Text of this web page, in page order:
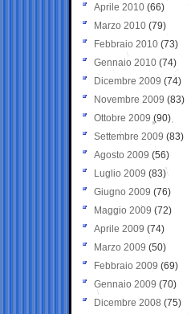
Aprile 2010 (66)
Marzo 2010 (79)
Febbraio 2010 (73)
Gennaio 2010 (74)
Dicembre 2009 (74)
Novembre 2009 (83)
Ottobre 2009 (90)
Settembre 2009 (83)
Agosto 2009 (56)
Luglio 2009 (83)
Giugno 2009 (76)
Maggio 2009 (72)
Aprile 2009 (74)
Marzo 2009 (50)
Febbraio 2009 (69)
Gennaio 2009 (70)
Dicembre 2008 (75)